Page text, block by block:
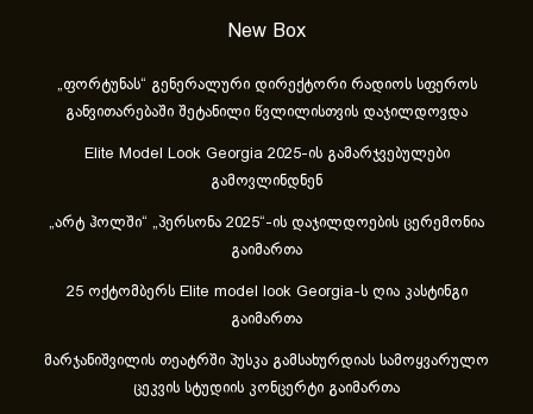
New Box
„ფორტუნას“ გენერალური დირექტორი რადიოს სფეროს
განვითარებაში შეტანილი წვლილისთვის დაჯილდოვდა
Elite Model Look Georgia 2025-ის გამარჯვებულები
გამოვლინდნენ
„არტ ჰოლში“ „პერსონა 2025“-ის დაჯილდოების ცერემონია
გაიმართა
25 ოქტომბერს Elite model look Georgia-ს ღია კასტინგი
გაიმართა
მარჯანიშვილის თეატრში პუსკა გამსახურდიას სამოყვარულო
ცეკვის სტუდიის კონცერტი გაიმართა